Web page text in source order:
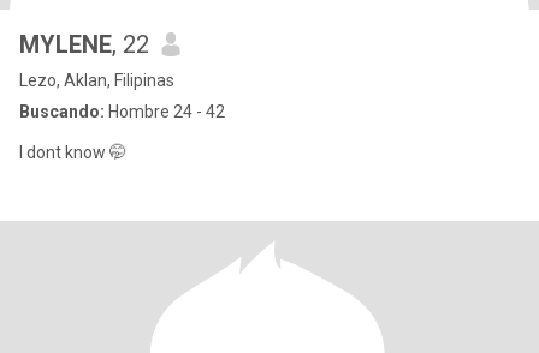
MYLENE, 22
Lezo, Aklan, Filipinas
Buscando: Hombre 24 - 42
I dont know 🤭